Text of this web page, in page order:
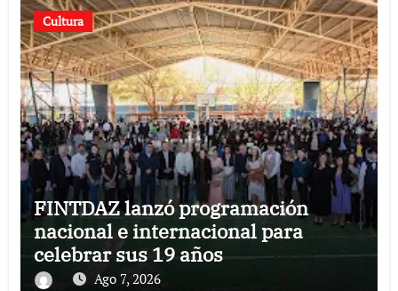
Cultura
FINTDAZ lanzó programación
nacional e internacional para
celebrar sus 19 años
Ago 7, 2026